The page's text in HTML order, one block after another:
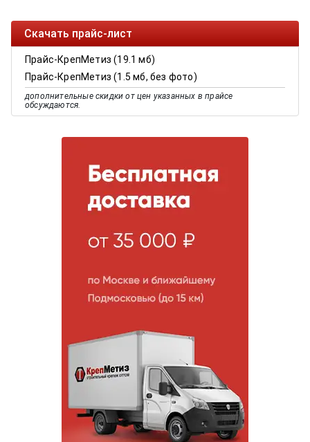
Скачать прайс-лист
Прайс-КрепМетиз (19.1 мб)
Прайс-КрепМетиз (1.5 мб, без фото)
дополнительные скидки от цен указанных в прайсе
обсуждаются.